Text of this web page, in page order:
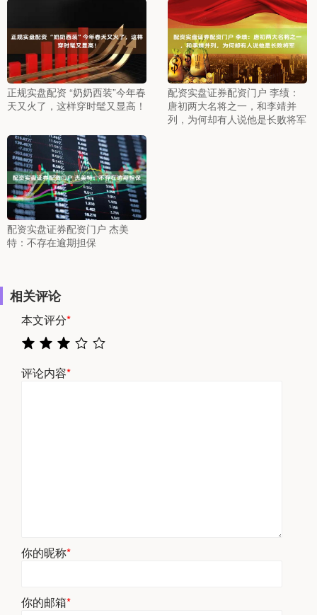
正规实盘配资 “奶奶西装”今年春
天又火了，这样穿时髦又显高！
配资实盘证券配资门户 李绩：
唐初两大名将之一，和李靖并
列，为何却有人说他是长败将军
配资实盘证券配资门户 杰美
特：不存在逾期担保
相关评论
本文评分*
评论内容*
你的昵称*
你的邮箱*